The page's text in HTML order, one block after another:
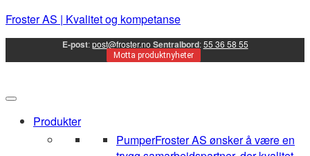
Froster AS | Kvalitet og kompetanse
E-post:post@froster.no Sentralbord:55 36 58 55
Motta produktnyheter
Produkter
PumperFroster AS ønsker å være en